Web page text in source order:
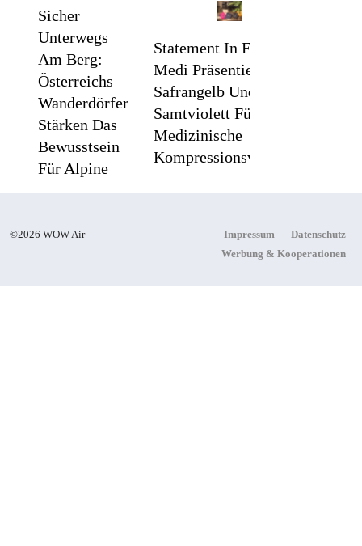
Sicher
Unterwegs
Am Berg:
Österreichs
Wanderdörfer
Stärken Das
Bewusstsein
Für Alpine
Statement In Farbe /
Medi Präsentiert
Safrangelb Und
Samtviolett Für Die
Medizinische
Kompressionsversorgung
©2026 WOW Air Impressum
Datenschutz
Werbung & Kooperationen